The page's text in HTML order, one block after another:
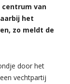
van
het
zo meldt de
door het
vechtpartij